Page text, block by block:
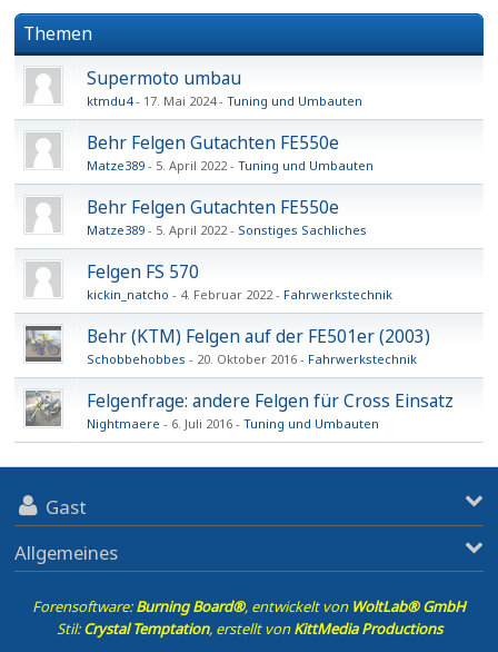
Themen
Supermoto umbau
ktmdu4 17. Mai 2024 Tuning und Umbauten
Behr Felgen Gutachten FE550e
Matze389 5. April 2022 Tuning und Umbauten
Behr Felgen Gutachten FE550e
Matze389 5. April 2022 Sonstiges Sachliches
Felgen FS 570
kickin_natcho 4. Februar 2022 Fahrwerkstechnik
Behr (KTM) Felgen auf der FE501er (2003)
Schobbehobbes 20. Oktober 2016 Fahrwerkstechnik
Felgenfrage: andere Felgen für Cross Einsatz
Nightmaere 6. Juli 2016 Tuning und Umbauten
Gast
Allgemeines
Forensoftware:Burning Board®, entwickelt von WoltLab® GmbH
Stil:Crystal Temptation, erstellt vonKittMedia Productions